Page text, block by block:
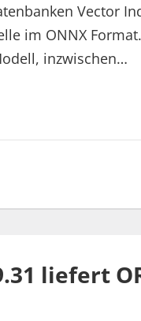
Vector
im ONNX
inzwischen…
liefert